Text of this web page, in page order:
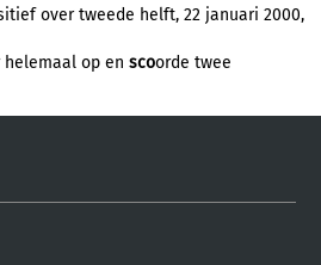
over tweede helft, 22 januari 2000,
helemaal op en scoorde twee